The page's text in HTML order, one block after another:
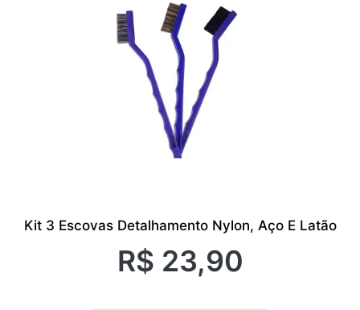
Kit 3 Escovas Detalhamento Nylon, Aço E Latão
R$ 23,90